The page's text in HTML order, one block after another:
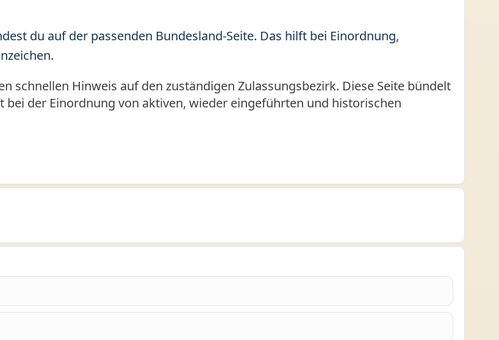
du auf der passenden Bundesland-Seite. Das hilft bei Einordnung,
schnellen Hinweis auf den zuständigen Zulassungsbezirk. Diese Seite bündelt
der Einordnung von aktiven, wieder eingeführten und historischen